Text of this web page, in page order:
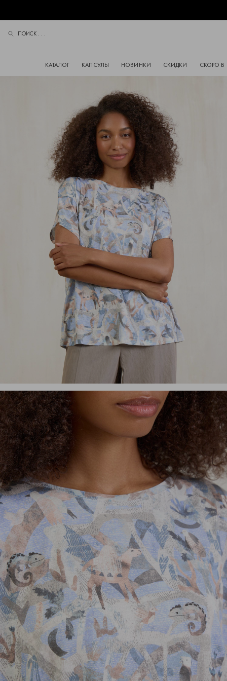
ПОИСК . . .
КАТАЛОГ КАПСУЛЫ НОВИНКИ СКИДКИ СКОРО В